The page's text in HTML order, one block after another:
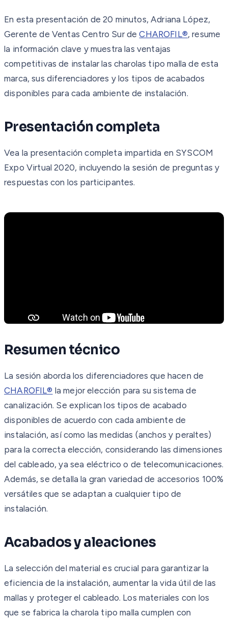
En esta presentación de 20 minutos, Adriana López,
Gerente de Ventas Centro Sur deCHAROFIL®, resume
la información clave y muestra las ventajas
competitivas de instalar las charolas tipo malla de esta
marca, sus diferenciadores y los tipos de acabados
disponibles para cada ambiente de instalación.
Presentación completa
Vea la presentación completa impartida en SYSCOM
Expo Virtual 2020, incluyendo la sesión de preguntas y
respuestas con los participantes.
Resumen técnico
La sesión aborda los diferenciadores que hacen de
CHAROFIL® la mejor elección para su sistema de
canalización. Se explican los tipos de acabado
disponibles de acuerdo con cada ambiente de
instalación, así como las medidas (anchos y peraltes)
para la correcta elección, considerando las dimensiones
del cableado, ya sea eléctrico o de telecomunicaciones.
Además, se detalla la gran variedad de accesorios 100%
versátiles que se adaptan a cualquier tipo de
instalación.
Acabados y aleaciones
La selección del material es crucial para garantizar la
eficiencia de la instalación, aumentar la vida útil de las
mallas y proteger el cableado. Los materiales con los
que se fabrica la charola tipo malla cumplen con